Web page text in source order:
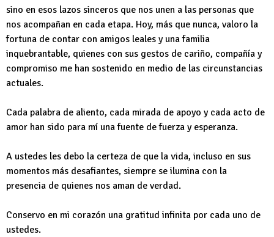
sino en esos lazos sinceros que nos unen a las personas que
nos acompañan en cada etapa. Hoy, más que nunca, valoro la
fortuna de contar con amigos leales y una familia
inquebrantable, quienes con sus gestos de cariño, compañía y
compromiso me han sostenido en medio de las circunstancias
actuales.
Cada palabra de aliento, cada mirada de apoyo y cada acto de
amor han sido para mí una fuente de fuerza y esperanza.
A ustedes les debo la certeza de que la vida, incluso en sus
momentos más desafiantes, siempre se ilumina con la
presencia de quienes nos aman de verdad.
Conservo en mi corazón una gratitud infinita por cada uno de
ustedes.